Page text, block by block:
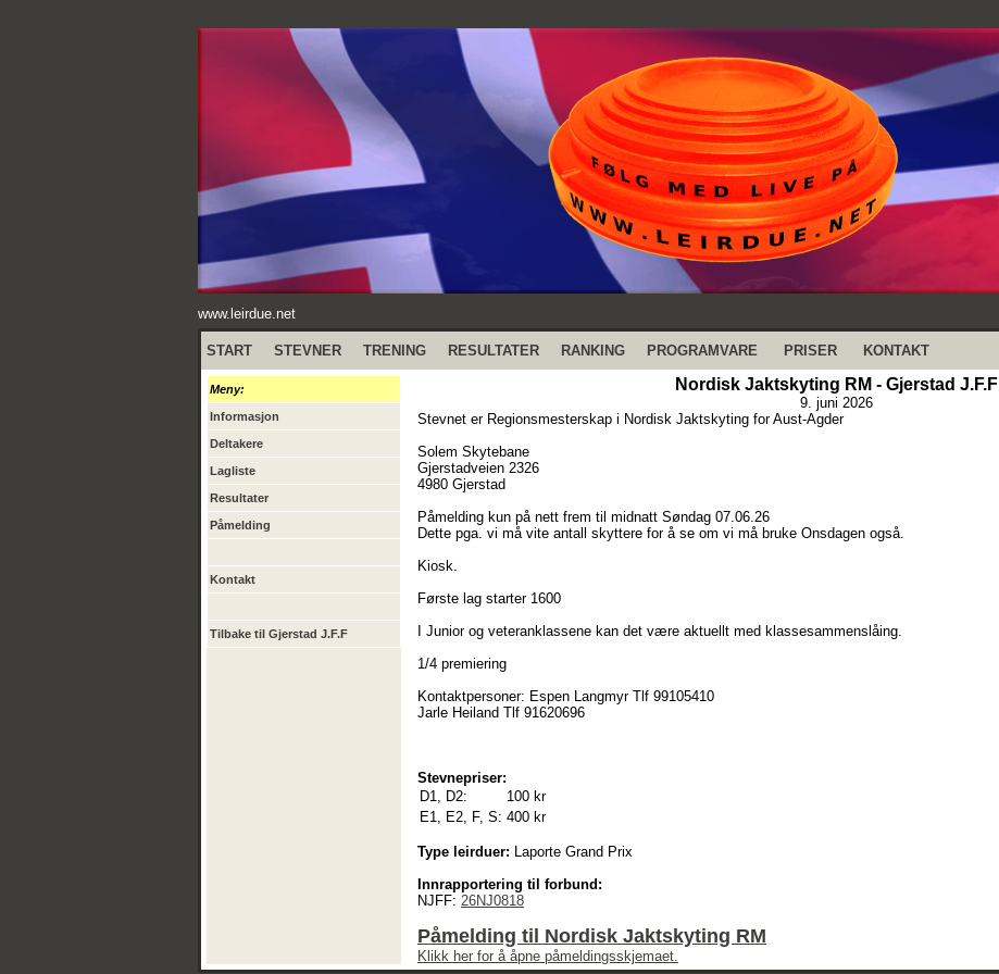
www.leirdue.net
START STEVNER TRENING RESULTATER RANKING PROGRAMVARE PRISER KONTAKT
Meny:
Informasjon
Deltakere
Lagliste
Resultater
Påmelding
Kontakt
Tilbake til Gjerstad J.F.F
Nordisk Jaktskyting RM - Gjerstad J.F.F
9. juni 2026
Stevnet er Regionsmesterskap i Nordisk Jaktskyting for Aust-Agder
Solem Skytebane
Gjerstadveien 2326
4980 Gjerstad
Påmelding kun på nett frem til midnatt Søndag 07.06.26
Dette pga. vi må vite antall skyttere for å se om vi må bruke Onsdagen også.
Kiosk.
Første lag starter 1600
I Junior og veteranklassene kan det være aktuellt med klassesammenslåing.
1/4 premiering
Kontaktpersoner: Espen Langmyr Tlf 99105410
Jarle Heiland Tlf 91620696
Stevnepriser:
D1, D2:
100 kr
E1, E2, F, S: 400 kr
Type leirduer: Laporte Grand Prix
Innrapportering til forbund:
NJFF: 26NJ0818
Påmelding til Nordisk Jaktskyting RM
Klikk her for å åpne påmeldingsskjemaet.